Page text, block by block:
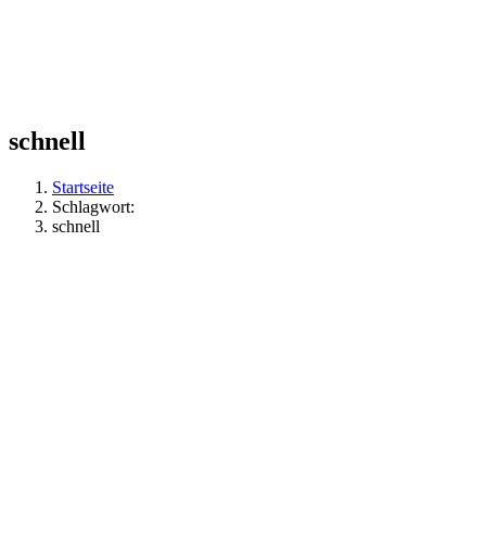
schnell
Startseite
Schlagwort:
schnell